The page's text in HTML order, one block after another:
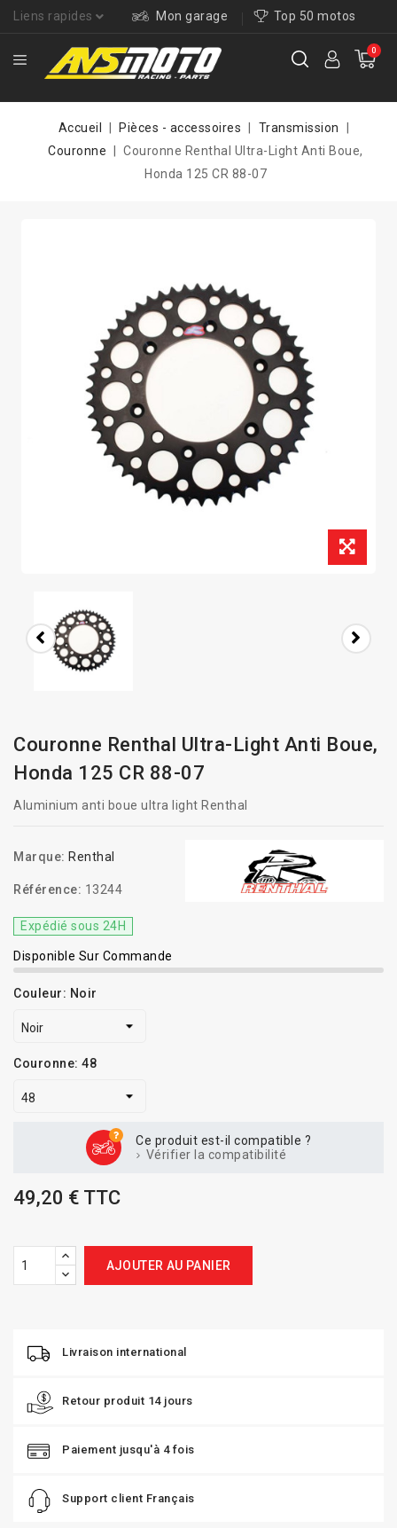
Liens rapides Mon garage Top 50 motos
0
Accueil Pièces - accessoires
Transmission
Couronne
Couronne Renthal Ultra-Light Anti Boue,
Honda 125 CR 88-07
Couronne Renthal Ultra-Light Anti Boue,
Honda 125 CR 88-07
Aluminium anti boue ultra light Renthal
Marque: Renthal
Référence: 13244
Expédié sous 24H
Disponible Sur Commande
Couleur: Noir
Couronne: 48
Ce produit est-il compatible ?
Vérifier la compatibilité
49,20 € TTC
AJOUTER AU PANIER
Livraison international
Retour produit 14 jours
Paiement jusqu'à 4 fois
Support client Français